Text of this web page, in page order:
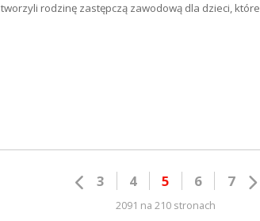
tworzyli rodzinę zastępczą zawodową dla dzieci,
3 4 5 6 7
2091 na 210 stronach